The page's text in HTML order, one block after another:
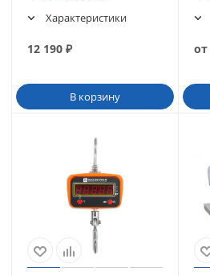
Характеристики
12 190 ₽
В корзину
от